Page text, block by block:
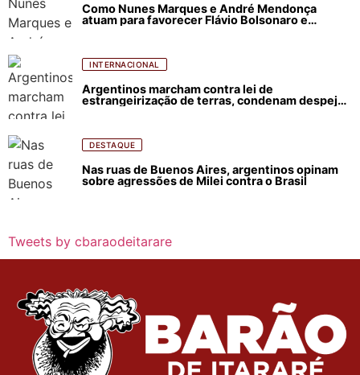
Como Nunes Marques e André Mendonça
atuam para favorecer Flávio Bolsonaro e
INTERNACIONAL
Argentinos marcham contra lei de
estrangeirização de terras, condenam despejos
DESTAQUE
Nas ruas de Buenos Aires, argentinos opinam
sobre agressões de Milei contra o Brasil
Tweets by cbaraodeitarare